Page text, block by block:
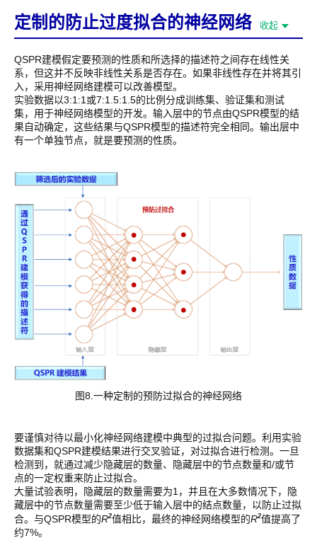
定制的防止过度拟合的神经网络 收起
QSPR建模假定要预测的性质和所选择的描述符之间存在线性关
系，但这并不反映非线性关系是否存在。如果非线性存在并将其引
入，采用神经网络建模可以改善模型。
实验数据以3:1:1或7:1.5:1.5的比例分成训练集、验证集和测试
集，用于神经网络模型的开发。输入层中的节点由QSPR模型的结
果自动确定，这些结果与QSPR模型的描述符完全相同。输出层中
有一个单独节点，就是要预测的性质。
图8.一种定制的预防过拟合的神经网络
要谨慎对待以最小化神经网络建模中典型的过拟合问题。利用实验
数据集和QSPR建模结果进行交叉验证，对过拟合进行检测。一旦
检测到，就通过减少隐藏层的数量、隐藏层中的节点数量和/或节
点的一定权重来防止过拟合。
大量试验表明，隐藏层的数量需要为1，并且在大多数情况下，隐
藏层中的节点数量需要至少低于输入层中的结点数量，以防止过拟
合。与QSPR模型的R2值相比，最终的神经网络模型的R2值提高了
约7%。